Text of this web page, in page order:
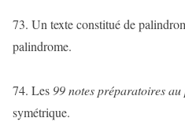
73. Un texte constitué de
palindrome.
74. Les 99 notes préparatoires
symétrique.